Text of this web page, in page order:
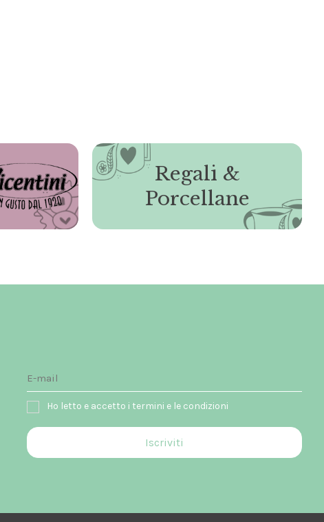
Regali &
Porcellane
Ho letto e accetto i termini e le condizioni